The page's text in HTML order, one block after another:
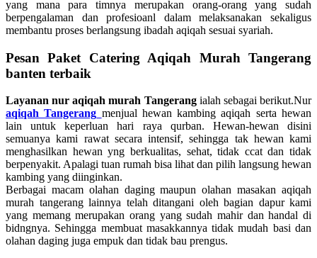
yang mana para timnya merupakan orang-orang yang sudah
berpengalaman dan profesioanl dalam melaksanakan sekaligus
membantu proses berlangsung ibadah aqiqah sesuai syariah.
Pesan Paket Catering Aqiqah Murah Tangerang
banten terbaik
Layanan nur aqiqah murah Tangerangialah sebagai berikut.Nur
aqiqah Tangerang menjual hewan kambing aqiqah serta hewan
lain untuk keperluan hari raya qurban. Hewan-hewan disini
semuanya kami rawat secara intensif, sehingga tak hewan kami
menghasilkan hewan yng berkualitas, sehat, tidak ccat dan tidak
berpenyakit. Apalagi tuan rumah bisa lihat dan pilih langsung hewan
kambing yang diinginkan.
Berbagai macam olahan daging maupun olahan masakan aqiqah
murah tangerang lainnya telah ditangani oleh bagian dapur kami
yang memang merupakan orang yang sudah mahir dan handal di
bidngnya. Sehingga membuat masakkannya tidak mudah basi dan
olahan daging juga empuk dan tidak bau prengus.